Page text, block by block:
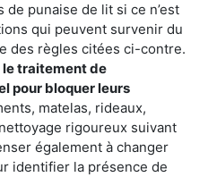
punaise de lit si ce n’est
qui peuvent survenir du
des règles citées ci-contre.
le traitement de
pour bloquer leurs
matelas, rideaux,
rigoureux suivant
également à changer
identifier la présence de